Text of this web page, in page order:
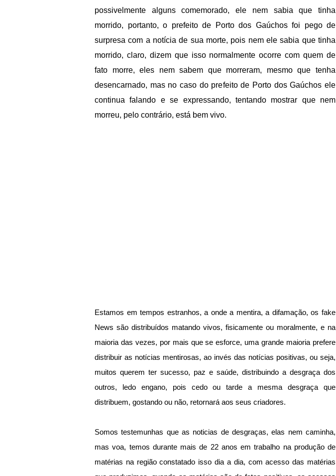
possivelmente alguns comemorado, ele nem sabia que tinha
morrido, portanto, o prefeito de Porto dos Gaúchos foi pego de
surpresa com a notícia de sua morte, pois nem ele sabia que tinha
morrido, claro, dizem que isso normalmente ocorre com quem de
fato morre, eles nem sabem que morreram, mesmo que tenha
desencarnado, mas no caso do prefeito de Porto dos Gaúchos ele
continua falando e se expressando, tentando mostrar que nem
morreu, pelo contrário, está bem vivo.
Estamos em tempos estranhos, a onde a mentira, a difamação, os fake
News são distribuídos matando vivos, fisicamente ou moralmente, e na
maioria das vezes, por mais que se esforce, uma grande maioria prefere
distribuir as notícias mentirosas, ao invés das notícias positivas, ou seja,
muitos querem ter sucesso, paz e saúde, distribuindo a desgraça dos
outros, ledo engano, pois cedo ou tarde a mesma desgraça que
distribuem, gostando ou não, retornará aos seus criadores.
Somos testemunhas que as noticias de desgraças, elas nem caminha,
mas voa, temos durante mais de 22 anos em trabalho na produção de
matérias na região constatado isso dia a dia, com acesso das matérias